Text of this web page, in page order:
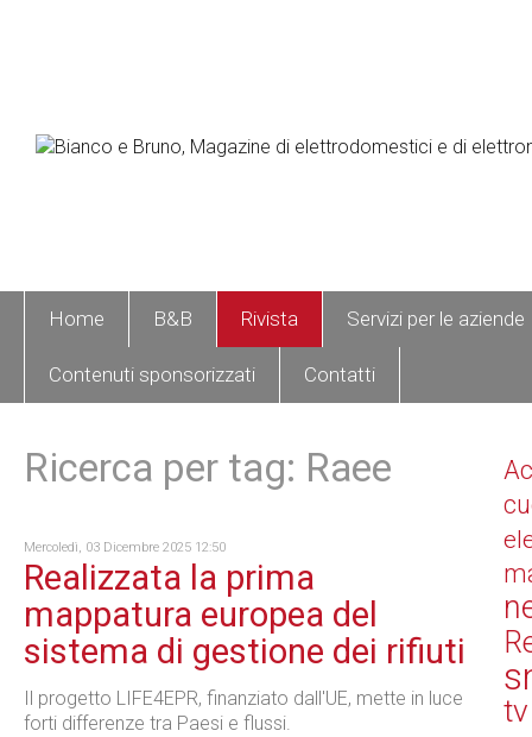
Home B&B Rivista Servizi per le aziende
Contenuti sponsorizzati Contatti
Ricerca per tag: Raee
Mercoledì, 03 Dicembre 2025 12:50
Realizzata la prima
mappatura europea del
sistema di gestione dei rifiuti
Il progetto LIFE4EPR, finanziato dall'UE, mette in luce
forti differenze tra Paesi e flussi.
tv